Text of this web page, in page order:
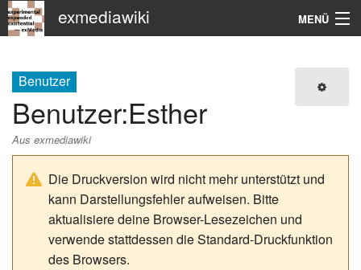
exmediawiki MENÜ
KHM
Benutzer
Benutzer:Esther
Aus exmediawiki
Die Druckversion wird nicht mehr unterstützt und
kann Darstellungsfehler aufweisen. Bitte
aktualisiere deine Browser-Lesezeichen und
verwende stattdessen die Standard-Druckfunktion
des Browsers.